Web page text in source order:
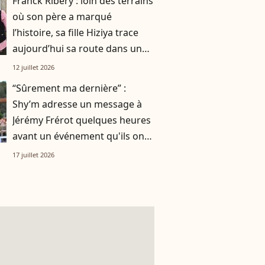
où son père a marqué
l’histoire, sa fille Hiziya trace
aujourd’hui sa route dans un
tout autre univers
12 juillet 2026
“Sûrement ma dernière” :
Shy’m adresse un message à
Jérémy Frérot quelques heures
avant un événement qu'ils ont
vécu ensemble
17 juillet 2026